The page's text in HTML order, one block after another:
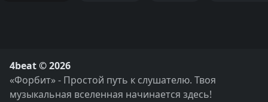
4beat © 2026
«Форбит» - Простой путь к слушателю. Твоя
музыкальная вселенная начинается здесь!